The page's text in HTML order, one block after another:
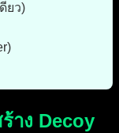
ยว)
าง Decoy